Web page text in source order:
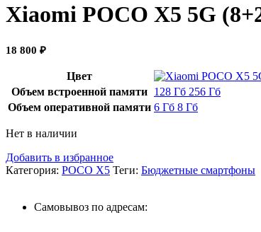
Xiaomi POCO X5 5G
18 800 ₽
Цвет
Объем встроенной памяти 128 Гб 256 Гб
Объем оперативной памяти 6 Гб 8 Гб
Нет в наличии
Добавить в избранное
Категория: POCO X5 Теги: Бюджетные смартфоны
Самовывоз по адресам: